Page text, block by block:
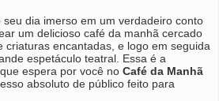
dia imerso em um verdadeiro conto
um delicioso café da manhã cercado
criaturas encantadas, e logo em seguida
espetáculo teatral. Essa é a
espera por você no Café da Manhã
absoluto de público feito para